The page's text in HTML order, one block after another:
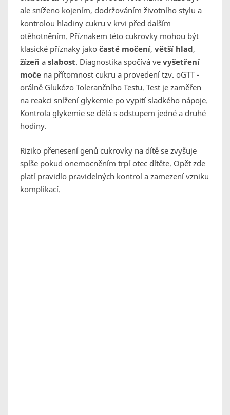
ale sníženo kojením, dodržováním životního stylu a
kontrolou hladiny cukru v krvi před dalším
otěhotněním. Příznakem této cukrovky mohou být
klasické příznaky jako časté močení, větší hlad,
žízeň a slabost. Diagnostika spočívá ve vyšetření
moče na přítomnost cukru a provedení tzv. oGTT -
orálně Glukózo Tolerančního Testu. Test je zaměřen
na reakci snížení glykemie po vypití sladkého nápoje.
Kontrola glykemie se dělá s odstupem jedné a druhé
hodiny.
Riziko přenesení genů cukrovky na dítě se zvyšuje
spíše pokud onemocněním trpí otec dítěte. Opět zde
platí pravidlo pravidelných kontrol a zamezení vzniku
komplikací.